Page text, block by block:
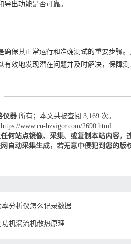
导出功能是否可靠。
确保其正常运行和准确测试的重要步骤
有效地发现潜在问题并及时解决，保障测
仪器 所有；本文共被查阅 3,169 次。
www.cn-hzvigor.com/2690.html
何站点镜像、采集、或复制本站内容，
自动采集生成，若无意中侵犯到您的版
率分析仪怎么记录数据
功机涡流机散热原理